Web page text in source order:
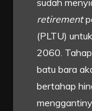
sudah
retirement
(PLTU)
2060.
batu bara
bertahap